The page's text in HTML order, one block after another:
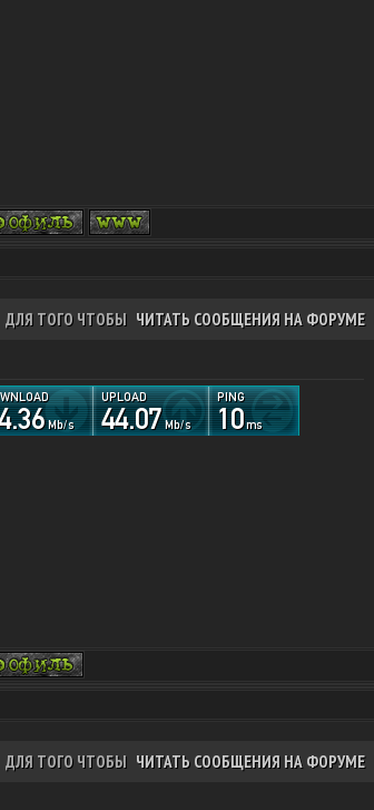
ДЛЯ ТОГО ЧТОБЫ ЧИТАТЬ СООБЩЕНИЯ НА ФОРУМЕ
ДЛЯ ТОГО ЧТОБЫ ЧИТАТЬ СООБЩЕНИЯ НА ФОРУМЕ